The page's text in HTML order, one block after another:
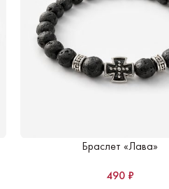
Браслет «Лава»
490 ₽